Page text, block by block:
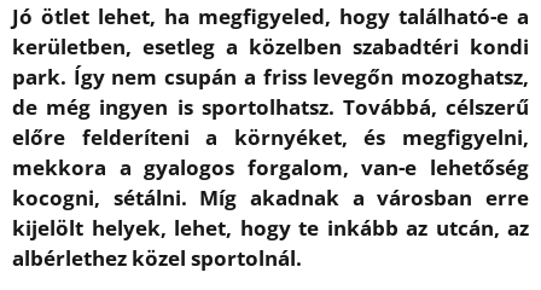
Jó ötlet lehet, ha megfigyeled, hogy található-e a
kerületben, esetleg a közelben szabadtéri kondi
park. Így nem csupán a friss levegőn mozoghatsz,
de még ingyen is sportolhatsz. Továbbá, célszerű
előre felderíteni a környéket, és megfigyelni,
mekkora a gyalogos forgalom, van-e lehetőség
kocogni, sétálni. Míg akadnak a városban erre
kijelölt helyek, lehet, hogy te inkább az utcán, az
albérlethez közel sportolnál.